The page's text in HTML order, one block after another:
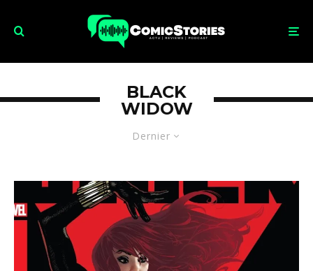
Dernier
BLACK
WIDOW